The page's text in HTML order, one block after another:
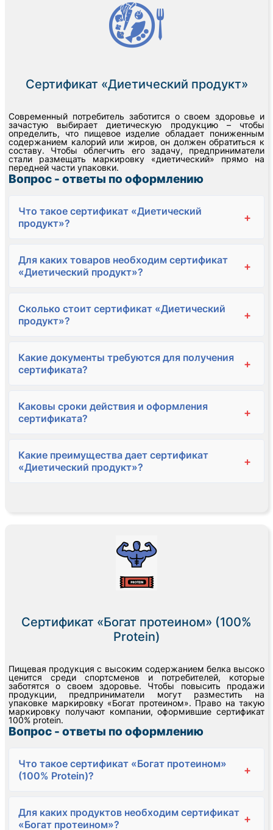
Сертификат «Диетический продукт»
Современный потребитель заботится о своем здоровье и
зачастую выбирает диетическую продукцию – чтобы
определить, что пищевое изделие обладает пониженным
содержанием калорий или жиров, он должен обратиться к
составу. Чтобы облегчить его задачу, предприниматели
стали размещать маркировку «диетический» прямо на
передней части упаковки.
Вопрос - ответы по оформлению
Что такое сертификат «Диетический
продукт»?
+
Для каких товаров необходим сертификат
«Диетический продукт»?
+
Сколько стоит сертификат «Диетический
продукт»?
+
Какие документы требуются для получения
сертификата?
+
Каковы сроки действия и оформления
сертификата?
+
Какие преимущества дает сертификат
«Диетический продукт»?
+
Сертификат «Богат протеином» (100%
Protein)
Пищевая продукция с высоким содержанием белка высоко
ценится среди спортсменов и потребителей, которые
заботятся о своем здоровье. Чтобы повысить продажи
продукции, предприниматели могут разместить на
упаковке маркировку «Богат протеином». Право на такую
маркировку получают компании, оформившие сертификат
100% protein.
Вопрос - ответы по оформлению
Что такое сертификат «Богат протеином»
(100% Protein)?
+
Для каких продуктов необходим сертификат
«Богат протеином»?
+